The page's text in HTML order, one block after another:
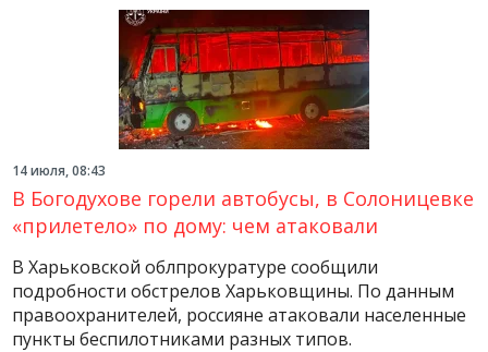
14 июля, 08:43
В Богодухове горели автобусы, в Солоницевке
«прилетело» по дому: чем атаковали
В Харьковской облпрокуратуре сообщили
подробности обстрелов Харьковщины. По данным
правоохранителей, россияне атаковали населенные
пункты беспилотниками разных типов.